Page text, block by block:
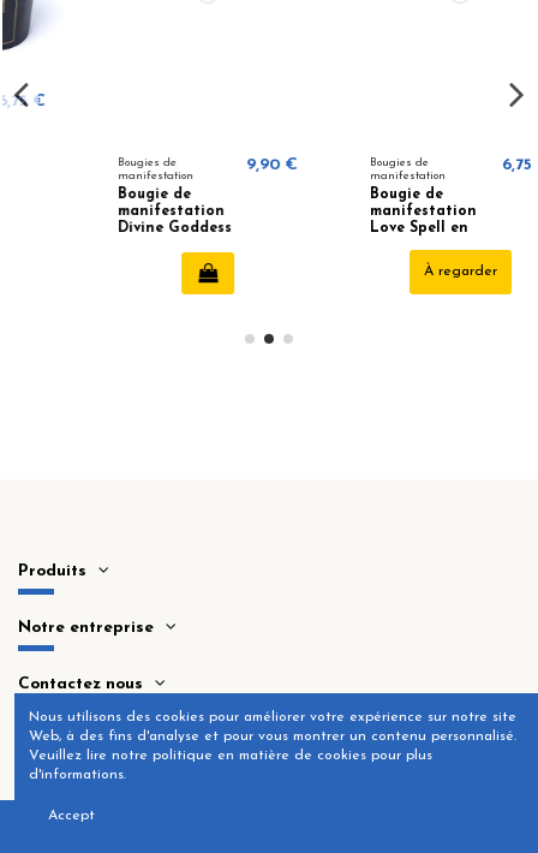
manifestation
Bougie de
manifestation
Divine Goddess
manifestation
Bougie de
manifestation
Love Spell en
À regarder
Produits
Notre entreprise
Contactez nous
Nous utilisons des cookies pour améliorer votre expérience sur notre site
Web, à des fins d'analyse et pour vous montrer un contenu personnalisé.
Veuillez lire notre politique en matière de cookies pour plus
d'informations.
Accept